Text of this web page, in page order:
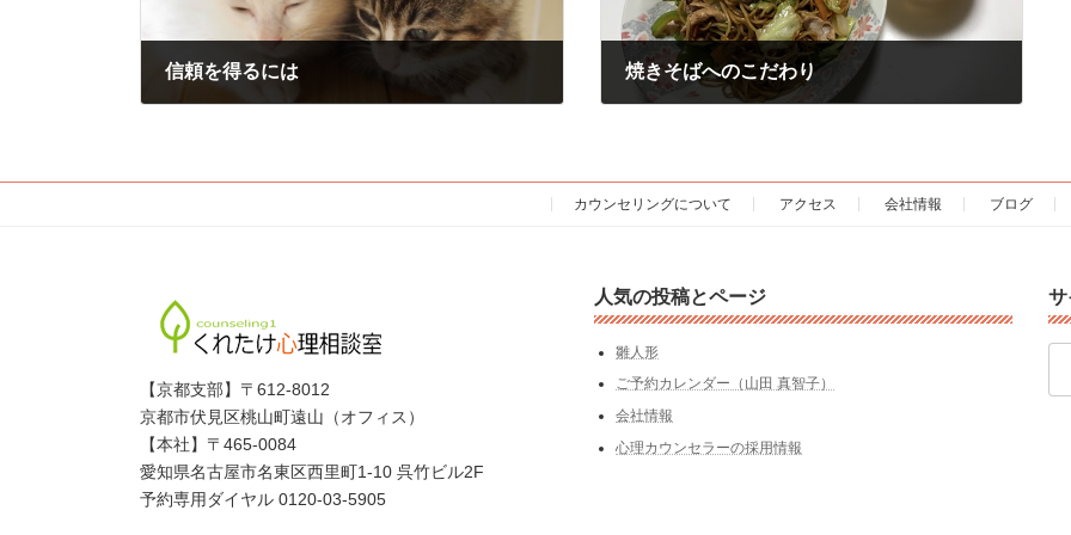
信頼を得るには 焼きそばへのこだわり
カウンセリングについて アクセス 会社情報 ブログ
【京都支部】〒612-8012
京都市伏見区桃山町遠山（オフィス）
【本社】〒465-0084
愛知県名古屋市名東区西里町1-10 呉竹ビル2F
予約専用ダイヤル 0120-03-5905
人気の投稿とページ
雛人形
ご予約カレンダー（山田 真智子）
会社情報
心理カウンセラーの採用情報
サ
検